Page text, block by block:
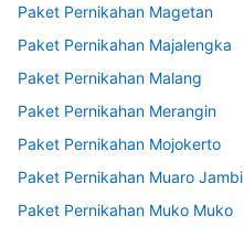
Paket Pernikahan Magetan
Paket Pernikahan Majalengka
Paket Pernikahan Malang
Paket Pernikahan Merangin
Paket Pernikahan Mojokerto
Paket Pernikahan Muaro Jambi
Paket Pernikahan Muko Muko